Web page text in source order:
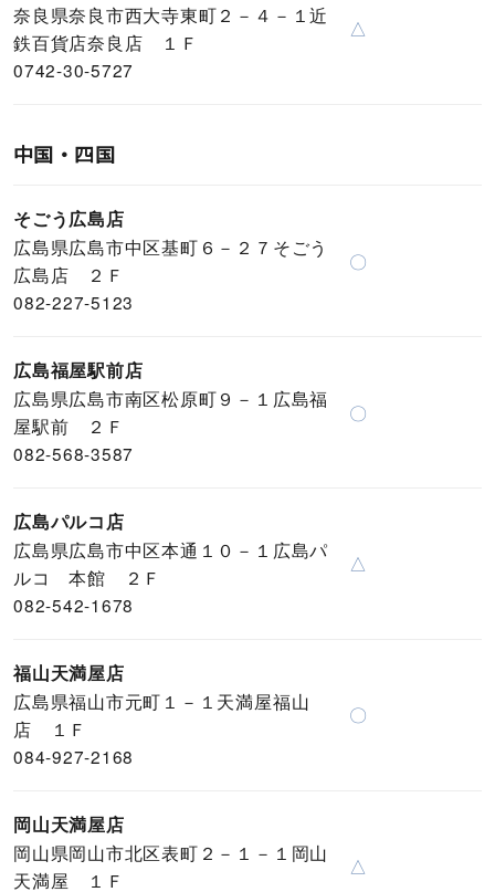
奈良県奈良市西大寺東町２－４－１近
鉄百貨店奈良店 １Ｆ
0742-30-5727
△
中国・四国
そごう広島店
広島県広島市中区基町６－２７そごう
広島店 ２Ｆ
082-227-5123
〇
広島福屋駅前店
広島県広島市南区松原町９－１広島福
屋駅前 ２Ｆ
082-568-3587
〇
広島パルコ店
広島県広島市中区本通１０－１広島パ
ルコ 本館 ２Ｆ
082-542-1678
△
福山天満屋店
広島県福山市元町１－１天満屋福山
店 １Ｆ
084-927-2168
〇
岡山天満屋店
岡山県岡山市北区表町２－１－１岡山
天満屋 １Ｆ
△